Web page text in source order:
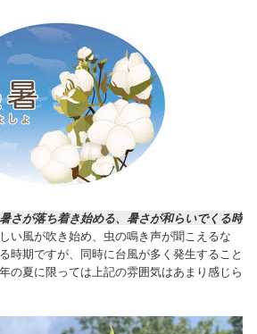
さが落ち着き始める、暑さが和らいでくる時
い風が吹き始め、虫の鳴き声が聞こえるな
時期ですが、同時に台風が多く発生すること
の夏に限っては上記の雰囲気はあまり感じら